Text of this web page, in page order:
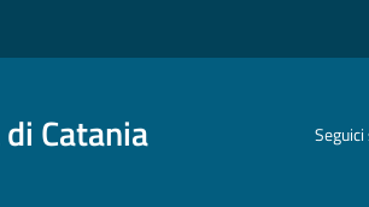
Catania Seguici